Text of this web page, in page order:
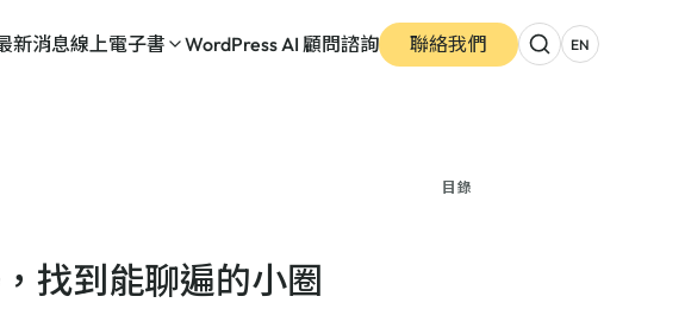
新消息線上電子書 WordPress AI 顧問諮詢 聯絡我們 EN
找到能聊遍的小圈
目錄